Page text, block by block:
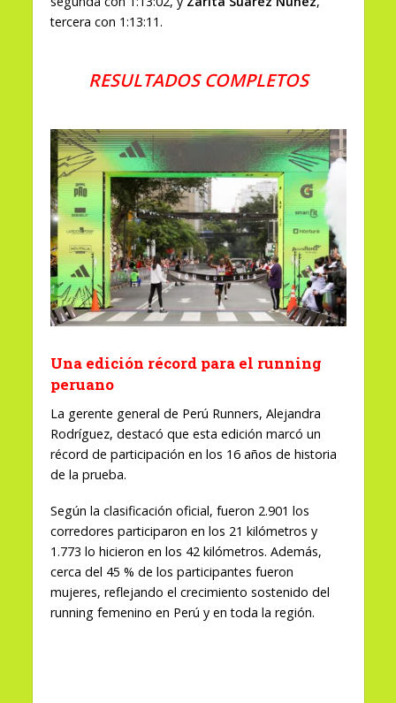
tercera con 1:13:11.
RESULTADOS COMPLETOS
Una edición récord para el running
peruano
La gerente general de Perú Runners, Alejandra
Rodríguez, destacó que esta edición marcó un
récord de participación en los 16 años de historia
de la prueba.
Según la clasificación oficial, fueron 2.901 los
corredores participaron en los 21 kilómetros y
1.773 lo hicieron en los 42 kilómetros. Además,
cerca del 45 % de los participantes fueron
mujeres, reflejando el crecimiento sostenido del
running femenino en Perú y en toda la región.